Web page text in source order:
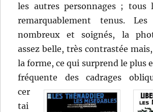
les autres personnages ; tous
remarquablement tenus.
nombreux et soignés, la
assez belle, très contrastée
la forme, ce qui surprend le plus
fréquente des cadrages
cer
tai